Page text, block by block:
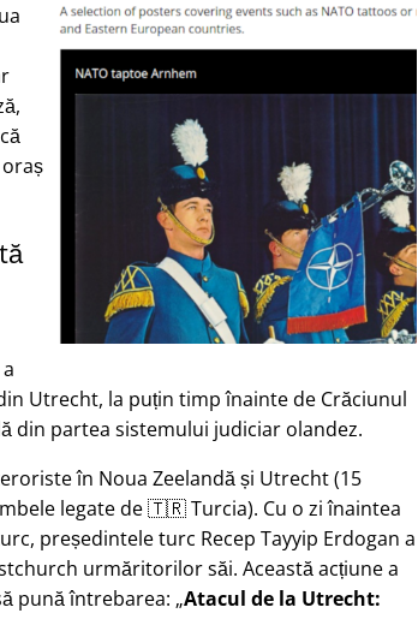
Utrecht, la puțin timp înainte de Crăciunul
din partea sistemului judiciar olandez.
în Noua Zeelandă și Utrecht (15
legate de 🇹🇷 Turcia). Cu o zi înaintea
președintele turc Recep Tayyip Erdogan a
urmăritorilor săi. Această acțiune a
pună întrebarea: Atacul de la Utrecht: